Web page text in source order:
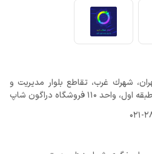
شهرك غرب، تقاطع بلوار مدیریت و
فروشگاه دراگون شاپ
021-